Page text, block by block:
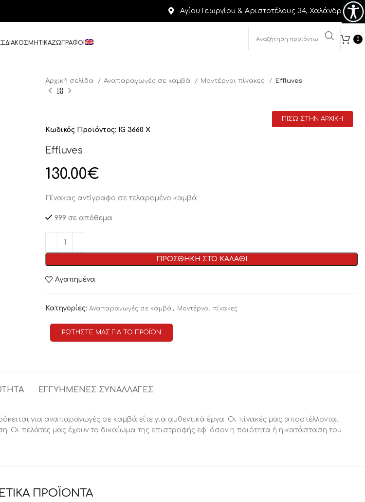
Αγίου Γεωργίου & Αριστοτέλους 34, Χαλάνδρι
ΔΙΑΚΟΣΜΗΤΙΚΑΖΩΓΡΑΦΟΙ
0
Αρχική σελίδα Αναπαραγωγές σε καμβά Μοντέρνοι πίνακες Effluves
ΠΙΣΩ ΣΤΗΝ ΑΡΧΙΚΗ
Κωδικός Προϊόντος: IG 3660 X
Effluves
130.00€
Πίνακας αντίγραφο σε τελαρομένο καμβά
999 σε απόθεμα
ΠΡΟΣΘΗΚΗ ΣΤΟ ΚΑΛΑΘΙ
Αγαπημένα
Κατηγορίες: Αναπαραγωγές σε καμβά , Μοντέρνοι πίνακες
ΡΩΤΗΣΤΕ ΜΑΣ ΓΙΑ ΤΟ ΠΡΟΪΟΝ
ΕΓΓΥΗΜΕΝΕΣ ΣΥΝΑΛΛΑΓΕΣ
για αναπαραγωγές σε καμβά είτε για αυθεντικά έργα. Οι πίνακές μας αποστέλλονται
Οι πελάτες μας έχουν το δικαίωμα της επιστροφής εφ’ όσον η ποιότητα ή η κατάσταση του
ΠΡΟΪΟΝΤΑ